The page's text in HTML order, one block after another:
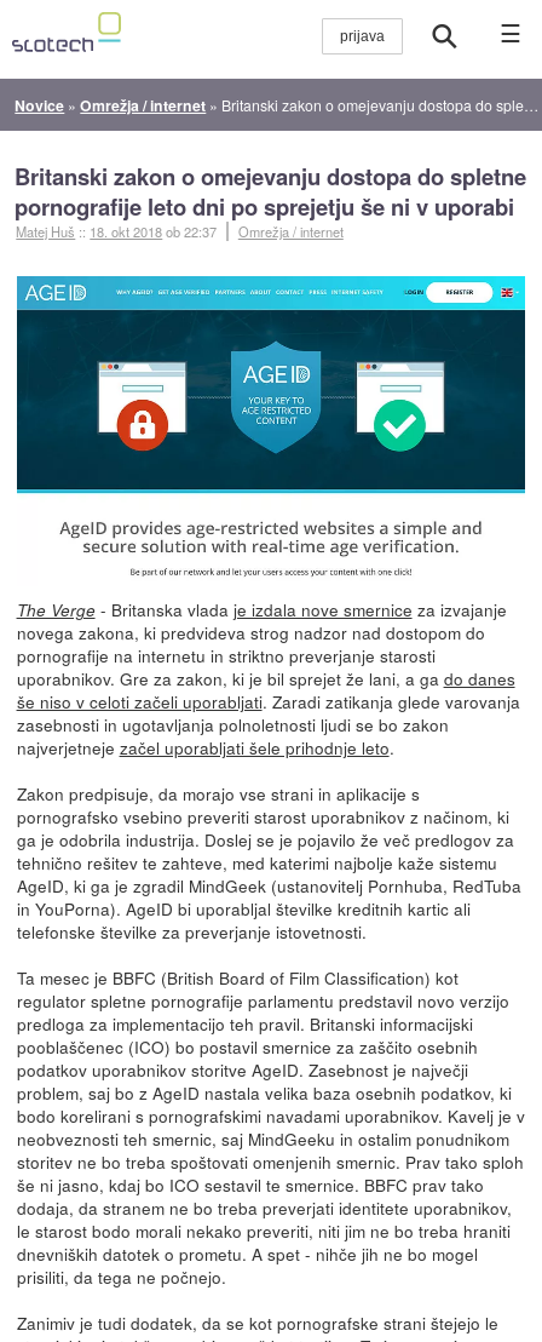
☰
Novice »Omrežja / internet » Britanski zakon o omejevanju dostopa do spletne pornografije leto dni po sprejetju še ni v uporabi
Britanski zakon o omejevanju dostopa do spletne
pornografije leto dni po sprejetju še ni v uporabi
Matej Huš :: 18. okt 2018ob 22:37 Omrežja / internet
The Verge- Britanska vlada je izdala nove smernice za izvajanje
novega zakona, ki predvideva strog nadzor nad dostopom do
pornografije na internetu in striktno preverjanje starosti
uporabnikov. Gre za zakon, ki je bil sprejet že lani, a ga do danes
še niso v celoti začeli uporabljati. Zaradi zatikanja glede varovanja
zasebnosti in ugotavljanja polnoletnosti ljudi se bo zakon
najverjetneje začel uporabljati šele prihodnje leto.
Zakon predpisuje, da morajo vse strani in aplikacije s
pornografsko vsebino preveriti starost uporabnikov z načinom, ki
ga je odobrila industrija. Doslej se je pojavilo že več predlogov za
tehnično rešitev te zahteve, med katerimi najbolje kaže sistemu
AgeID, ki ga je zgradil MindGeek (ustanovitelj Pornhuba, RedTuba
in YouPorna). AgeID bi uporabljal številke kreditnih kartic ali
telefonske številke za preverjanje istovetnosti.
Ta mesec je BBFC (British Board of Film Classification) kot
regulator spletne pornografije parlamentu predstavil novo verzijo
predloga za implementacijo teh pravil. Britanski informacijski
pooblaščenec (ICO) bo postavil smernice za zaščito osebnih
podatkov uporabnikov storitve AgeID. Zasebnost je največji
problem, saj bo z AgeID nastala velika baza osebnih podatkov, ki
bodo korelirani s pornografskimi navadami uporabnikov. Kavelj je v
neobveznosti teh smernic, saj MindGeeku in ostalim ponudnikom
storitev ne bo treba spoštovati omenjenih smernic. Prav tako sploh
še ni jasno, kdaj bo ICO sestavil te smernice. BBFC prav tako
dodaja, da stranem ne bo treba preverjati identitete uporabnikov,
le starost bodo morali nekako preveriti, niti jim ne bo treba hraniti
dnevniških datotek o prometu. A spet - nihče jih ne bo mogel
prisiliti, da tega ne počnejo.
Zanimiv je tudi dodatek, da se kot pornografske strani štejejo le